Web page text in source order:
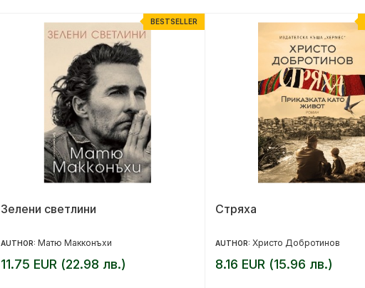
BESTSELLER
Зелени светлини
AUTHOR: Матю Макконъхи
11.75 EUR (22.98 лв.)
Стряха
AUTHOR: Христо Добротинов
8.16 EUR (15.96 лв.)